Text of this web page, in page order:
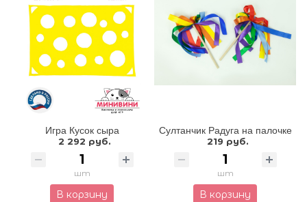
Игра Кусок сыра
2 292 руб.
шт
В корзину
Султанчик Радуга на палочке
219 руб.
шт
В корзину